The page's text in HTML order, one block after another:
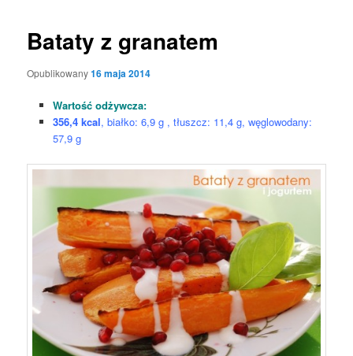
Bataty z granatem
Opublikowany16 maja 2014
Wartość odżywcza:
356,4 kcal, białko: 6,9 g , tłuszcz: 11,4 g, węglowodany:
57,9 g